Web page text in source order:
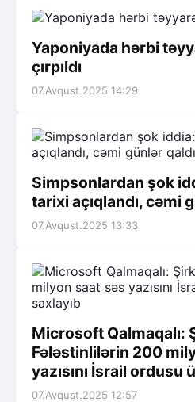
Yaponiyada hərbi
çırpıldı
07.Avqust.2025 14:29
Simpsonlardan şok
tarixi açıqlandı, cəmi
07.Avqust.2025 13:33
Microsoft Qalmaqalı:
Fələstinlilərin 200
yazısını İsrail ordusu
07.Avqust.2025 12:57